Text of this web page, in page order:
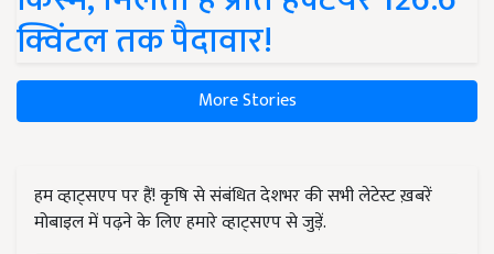
क्विंटल तक पैदावार!
More Stories
हम व्हाट्सएप पर हैं! कृषि से संबंधित देशभर की सभी लेटेस्ट ख़बरें
मोबाइल में पढ़ने के लिए हमारे व्हाट्सएप से जुड़ें.